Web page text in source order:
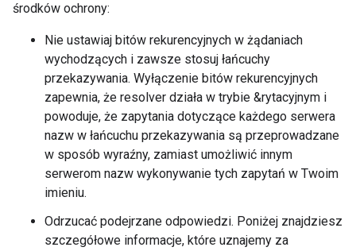
środków ochrony:
Nie ustawiaj bitów rekurencyjnych w żądaniach
wychodzących i zawsze stosuj łańcuchy
przekazywania. Wyłączenie bitów rekurencyjnych
zapewnia, że resolver działa w trybie &rytacyjnym i
powoduje, że zapytania dotyczące każdego serwera
nazw w łańcuchu przekazywania są przeprowadzane
w sposób wyraźny, zamiast umożliwić innym
serwerom nazw wykonywanie tych zapytań w Twoim
imieniu.
Odrzucać podejrzane odpowiedzi. Poniżej znajdziesz
szczegółowe informacje, które uznajemy za